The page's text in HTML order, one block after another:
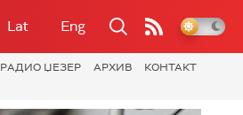
Lat Eng
РАДИО ЏЕЗЕР АРХИВ
КОНТАКТ